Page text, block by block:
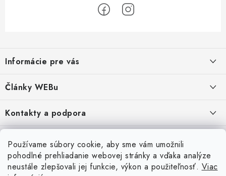
Používame súbory cookie, aby sme vám umožnili
pohodlné prehliadanie webovej stránky a vďaka analýze
neustále zlepšovali jej funkcie, výkon a použiteľnosť. Viac
p
ä
e
Informácie pre vás
Obchodné podmienky
Moja objednávka
Odstúpenie od zmluvy
Formuláre na stiahnutie
Články WEBu
Dôležité oznamy
16.6.2026
Nákup na splátky
23.10.2022
Kontakty a podpora
2.8.2022
Doprava a Platba
Servisné služby
Servis a služby pre Vás
5.3.2022
Doprava - UPS Doprava - Packeta Splátky - Home Credit